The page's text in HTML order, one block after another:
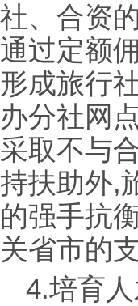
社、合资
通过定额
形成旅行
办分社网
采取不与
持扶助外,
的强手抗
关省市的
4.培育